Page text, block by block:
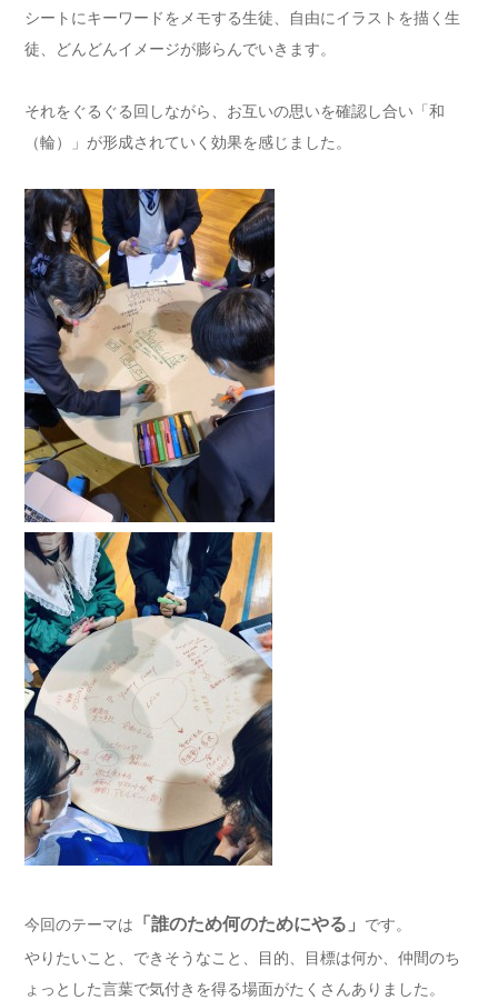
シートにキーワードをメモする生徒、自由にイラストを描く生
徒、どんどんイメージが膨らんでいきます。
それをぐるぐる回しながら、お互いの思いを確認し合い「和
（輪）」が形成されていく効果を感じました。
今回のテーマは 「誰のため何のためにやる」 です。
やりたいこと、できそうなこと、目的、目標は何か、仲間のち
ょっとした言葉で気付きを得る場面がたくさんありました。